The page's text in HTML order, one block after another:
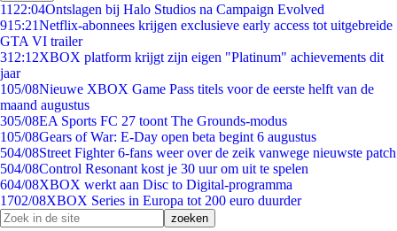
11 22:04Ontslagen bij Halo Studios na Campaign Evolved
915:21Netflix-abonnees krijgen exclusieve early access tot uitgebreide
GTA VI trailer
312:12XBOX platform krijgt zijn eigen "Platinum" achievements dit
jaar
105/08Nieuwe XBOX Game Pass titels voor de eerste helft van de
maand augustus
305/08EA Sports FC 27 toont The Grounds-modus
105/08Gears of War: E-Day open beta begint 6 augustus
504/08Street Fighter 6-fans weer over de zeik vanwege nieuwste patch
504/08Control Resonant kost je 30 uur om uit te spelen
604/08XBOX werkt aan Disc to Digital-programma
1702/08XBOX Series in Europa tot 200 euro duurder